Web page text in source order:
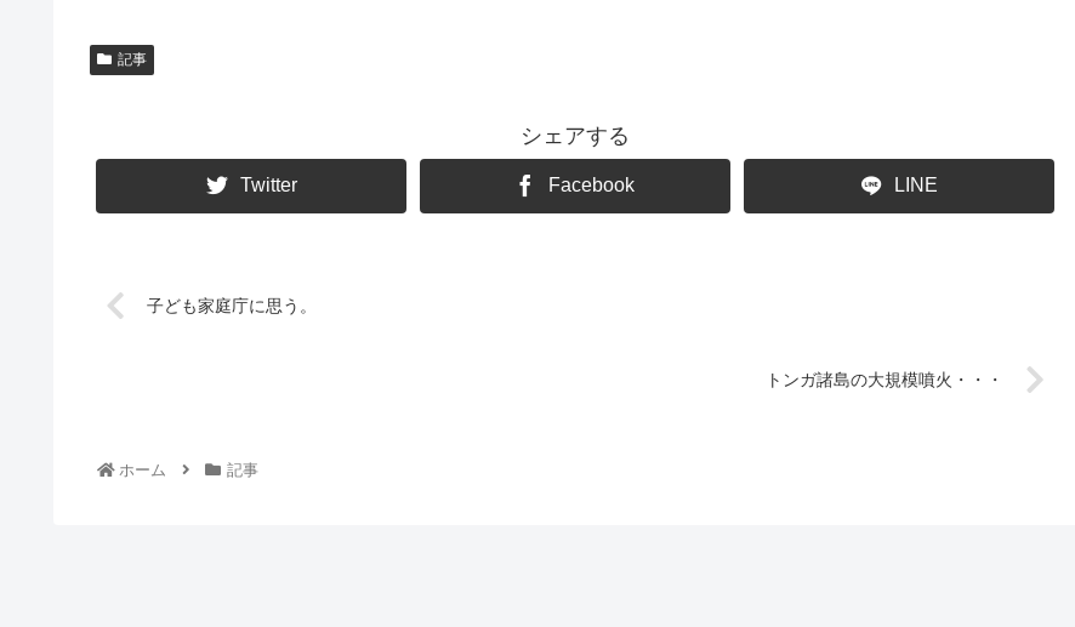
記事
シェアする
Twitter Facebook LINE
子ども家庭庁に思う。
トンガ諸島の大規模噴火・・・
ホーム 記事